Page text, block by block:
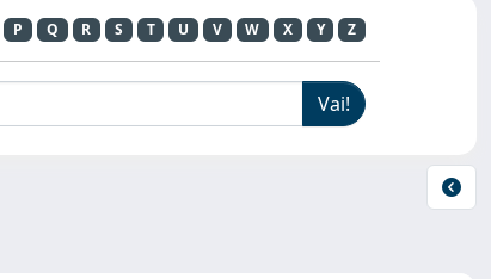
P Q R S T U V W X Y Z